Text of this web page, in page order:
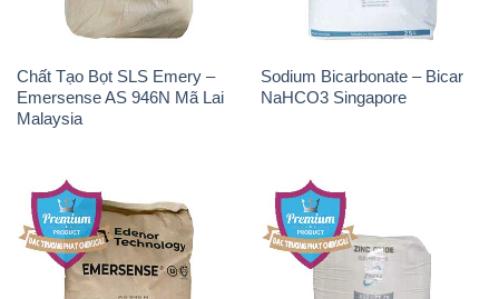
Chất Tạo Bọt SLS Emery –
Emersense AS 946N Mã Lai
Malaysia
Sodium Bicarbonate – Bicar
NaHCO3 Singapore